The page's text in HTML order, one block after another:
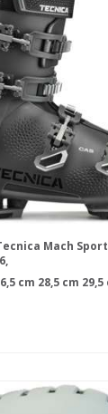
Mach Sport
cm 28,5 cm 29,5